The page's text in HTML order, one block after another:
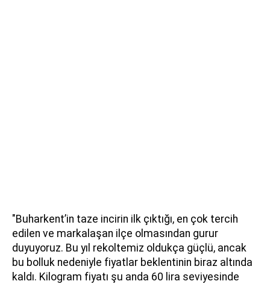
"Buharkent’in taze incirin ilk çıktığı, en çok tercih
edilen ve markalaşan ilçe olmasından gurur
duyuyoruz. Bu yıl rekoltemiz oldukça güçlü, ancak
bu bolluk nedeniyle fiyatlar beklentinin biraz altında
kaldı. Kilogram fiyatı şu anda 60 lira seviyesinde